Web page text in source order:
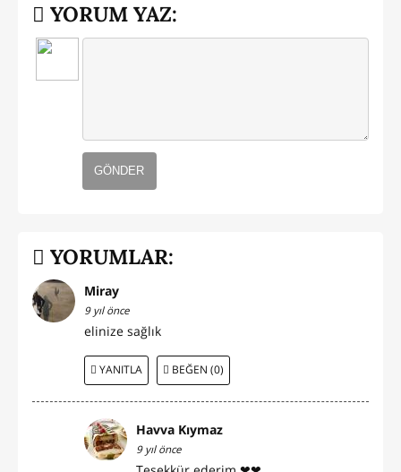
YORUM YAZ:
GÖNDER
YORUMLAR:
Miray
9 yıl önce
elinize sağlık
YANITLA BEĞEN (0)
Havva Kıymaz
9 yıl önce